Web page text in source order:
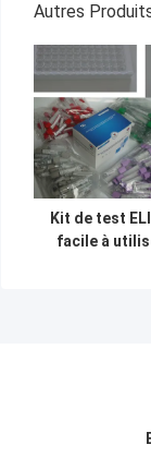
Autres
Kit de test
facile à